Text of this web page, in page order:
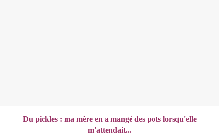
Du pickles : ma mère en a mangé des pots lorsqu'elle
m'attendait...